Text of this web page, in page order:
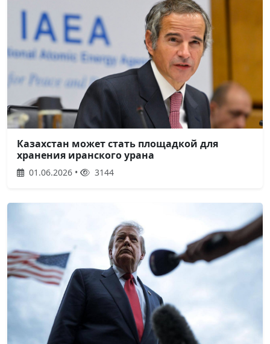
Казахстан может стать площадкой для
хранения иранского урана
01.06.2026 • 3144